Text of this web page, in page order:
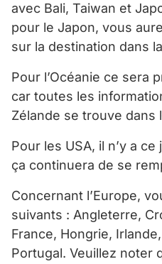
avec Bali, Taiwan et
pour le Japon, vous
sur la destination dans
Pour l’Océanie ce sera
car toutes les
Zélande se trouve dans
Pour les USA, il n’y a
ça continuera de se
Concernant l’Europe,
suivants : Angleterre,
France, Hongrie,
Portugal. Veuillez noter